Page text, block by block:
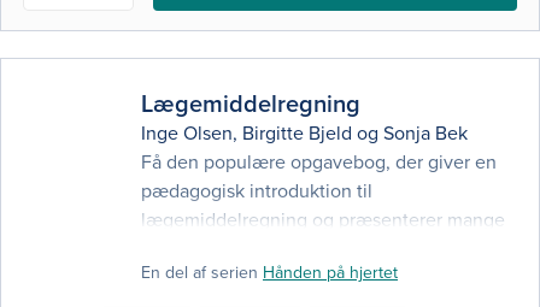
Lægemiddelregning
Inge Olsen, Birgitte Bjeld og Sonja Bek
Få den populære opgavebog, der giver en
pædagogisk introduktion til
lægemiddelregning og præsenterer mange
løsningsforslag. Med 4. udgave får du:
En del af serien Hånden på hjertet